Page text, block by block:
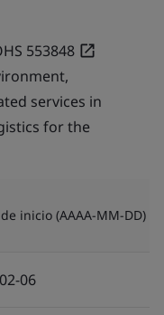
553848
services in
for the
inicio (AAAA-MM-DD)
06